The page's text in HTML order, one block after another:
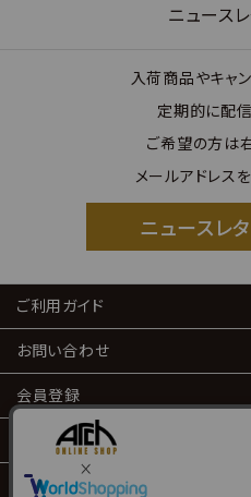
ニュース
入荷商品やキャ
定期的に配信
ご希望の方は
メールアドレス
ニュースレ
ご利用ガイド
お問い合わせ
会員登録
会員サービス
特定商取引